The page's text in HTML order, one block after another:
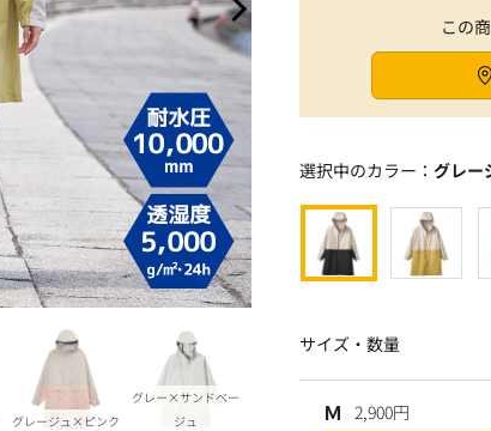
グレージュ×ピンク
グレー×サンドベー
ジュ
この
選択中のカラー： グレー
サイズ・数量
Ｍ 2,900円